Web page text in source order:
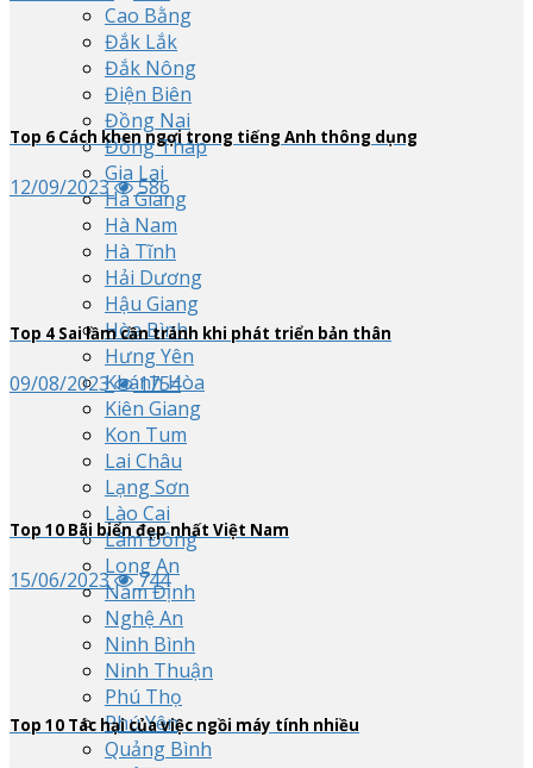
Cao Bằng
Đắk Lắk
Đắk Nông
Điện Biên
Đồng Nai
Đồng Tháp
Gia Lai
Hà Giang
Hà Nam
Hà Tĩnh
Hải Dương
Hậu Giang
Hòa Bình
Hưng Yên
Khánh Hòa
Kiên Giang
Kon Tum
Lai Châu
Lạng Sơn
Lào Cai
Lâm Đồng
Long An
Nam Định
Nghệ An
Ninh Bình
Ninh Thuận
Phú Thọ
Phú Yên
Quảng Bình
Top 6 Cách khen ngợi trong tiếng Anh thông dụng
12/09/2023 586
Top 4 Sai lầm cần tránh khi phát triển bản thân
09/08/2023 1754
Top 10 Bãi biển đẹp nhất Việt Nam
15/06/2023 744
Top 10 Tác hại của việc ngồi máy tính nhiều